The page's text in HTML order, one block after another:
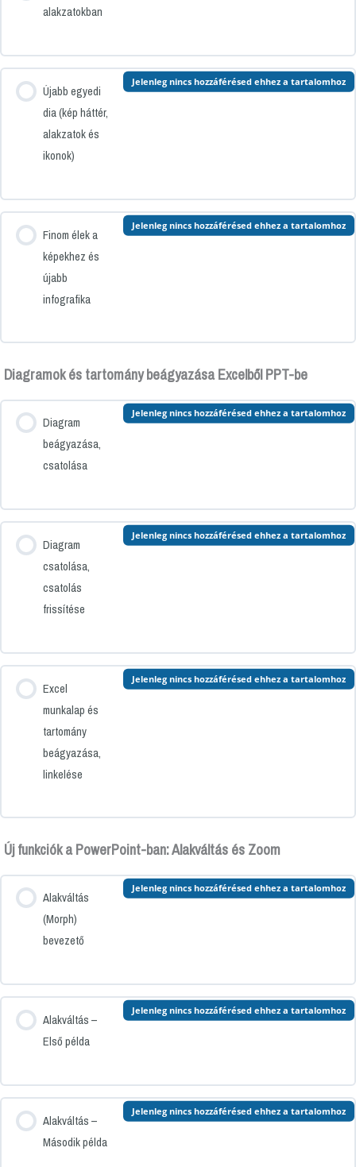
alakzatokban
Újabb egyedi
dia (kép háttér,
alakzatok és
ikonok)
Jelenleg nincs hozzáférésed ehhez a tartalomhoz
Finom élek a
képekhez és
újabb
infografika
Jelenleg nincs hozzáférésed ehhez a tartalomhoz
Diagramok és tartomány beágyazása Excelből PPT-be
Diagram
beágyazása,
csatolása
Jelenleg nincs hozzáférésed ehhez a tartalomhoz
Diagram
csatolása,
csatolás
frissítése
Jelenleg nincs hozzáférésed ehhez a tartalomhoz
Excel
munkalap és
tartomány
beágyazása,
linkelése
Jelenleg nincs hozzáférésed ehhez a tartalomhoz
Új funkciók a PowerPoint-ban: Alakváltás és Zoom
Alakváltás
(Morph)
bevezető
Jelenleg nincs hozzáférésed ehhez a tartalomhoz
Alakváltás –
Első példa
Jelenleg nincs hozzáférésed ehhez a tartalomhoz
Alakváltás –
Második példa
Jelenleg nincs hozzáférésed ehhez a tartalomhoz